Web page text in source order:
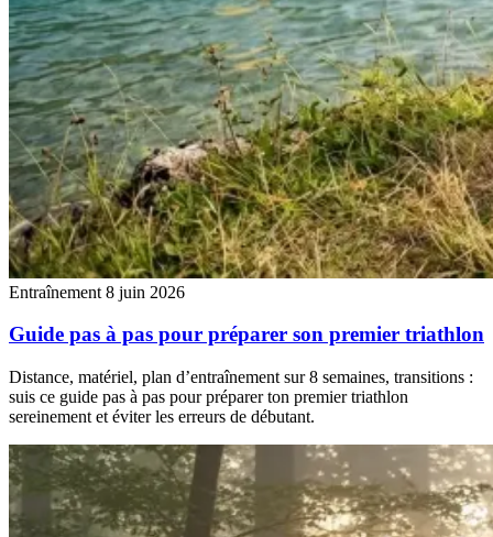
Entraînement 8 juin 2026
Guide pas à pas pour préparer son premier triathlon
Distance, matériel, plan d’entraînement sur 8 semaines, transitions :
suis ce guide pas à pas pour préparer ton premier triathlon
sereinement et éviter les erreurs de débutant.